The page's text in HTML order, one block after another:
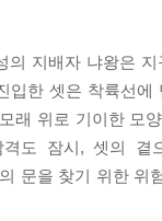
의 지배자 냐왕은
입한 셋은 착륙선
래 위로 기이한 모
격도 잠시, 셋의
문을 찾기 위한